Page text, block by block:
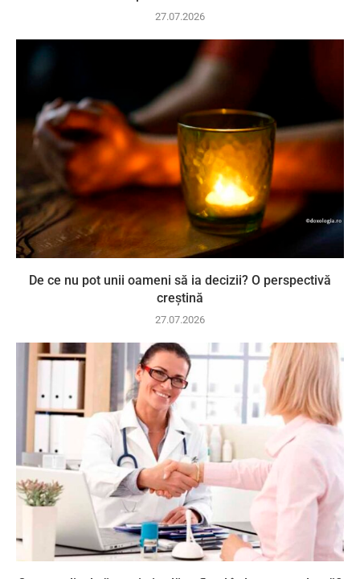
27.07.2026
De ce nu pot unii oameni să ia decizii? O perspectivă
creștină
27.07.2026